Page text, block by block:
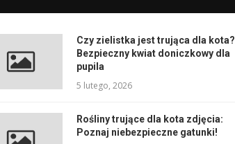
Czy zielistka jest trująca dla kota?
Bezpieczny kwiat doniczkowy dla
pupila
5 lutego, 2026
Rośliny trujące dla kota zdjęcia:
Poznaj niebezpieczne gatunki!